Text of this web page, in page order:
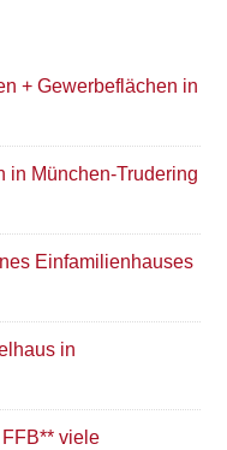
+ Gewerbeflächen in
in München-Trudering
Einfamilienhauses
in
viele